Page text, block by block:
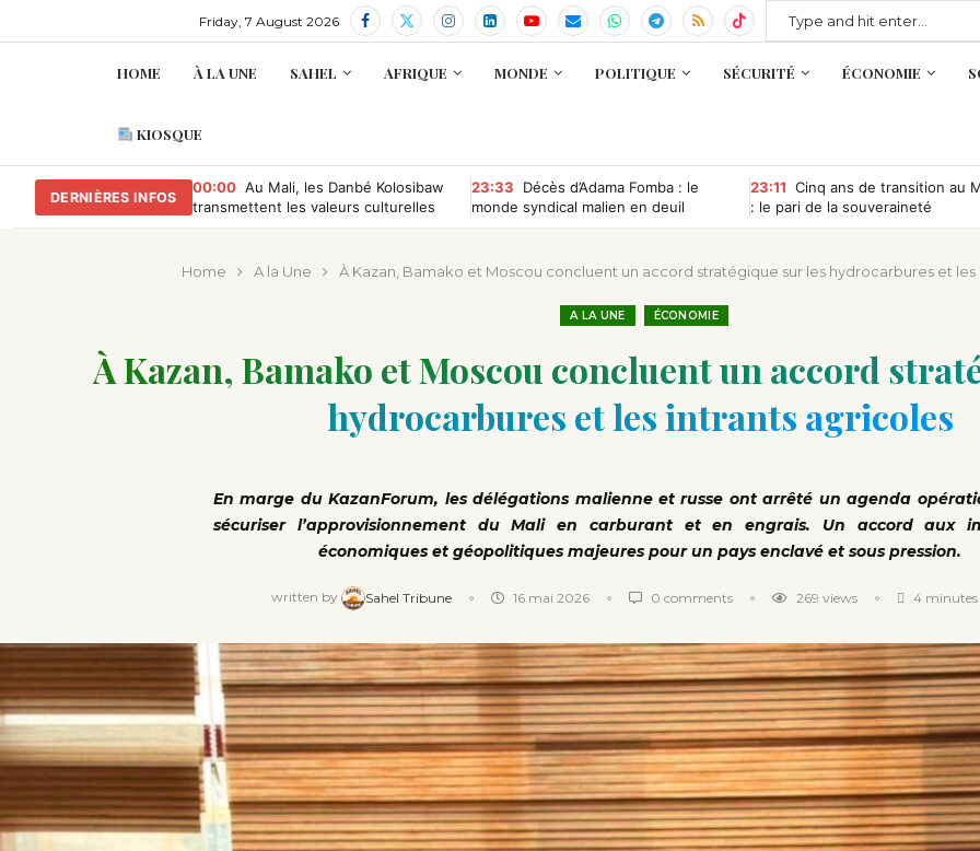
Friday, 7 August 2026
HOME À LA UNE SAHEL AFRIQUE MONDE POLITIQUE SÉCURITÉ ÉCONOMIE
KIOSQUE
DERNIÈRES INFOS
00:00 Au Mali, les Danbé Kolosibaw
transmettent les valeurs culturelles
23:33
Décès d’Adama Fomba : le
monde syndical malien en deuil
23:11 Cinq ans de transition au
: le pari de la souveraineté
Home A la Une À Kazan, Bamako et Moscou concluent un accord stratégique sur les hydrocarbures et les
A LA UNE ÉCONOMIE
À Kazan, Bamako et Moscou concluent un accord
hydrocarbures et les intrants agricoles
En marge du KazanForum, les délégations malienne et russe ont arrêté un agenda
sécuriser l’approvisionnement du Mali en carburant et en engrais. Un accord aux
économiques et géopolitiques majeures pour un pays enclavé et sous pression.
written by Sahel Tribune 16 mai 2026 0 comments 269 views 4 minutes